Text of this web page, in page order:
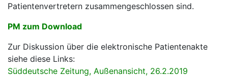
Patientenvertretern zusammengeschlossen sind.
PM zum Download
Zur Diskussion über die elektronische Patientenakte
siehe diese Links:
Süddeutsche Zeitung, Außenansicht, 26.2.2019